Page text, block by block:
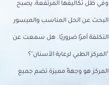
وفي ظل تكاليفها المرتفعة، يصبح
البحث عن الحل المناسب والميسور
التكلفة أمرًا ضروريًا. هل سمعت عن
"المركز الطبي لرعاية الأسنان"؟
المركز هو وجهةً مميزة تضم جميع